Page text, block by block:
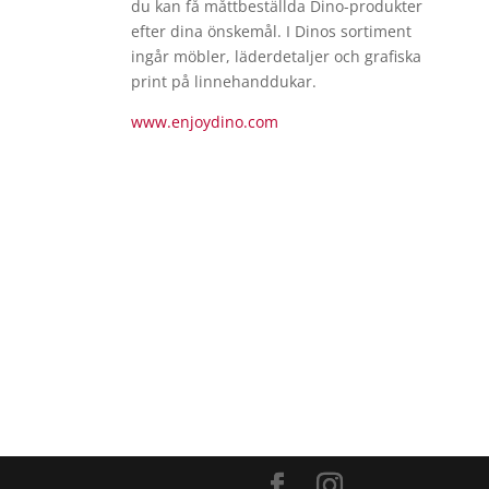
du kan få måttbeställda Dino-produkter
efter dina önskemål. I Dinos sortiment
ingår möbler, läderdetaljer och grafiska
print på linnehanddukar.
www.enjoydino.com